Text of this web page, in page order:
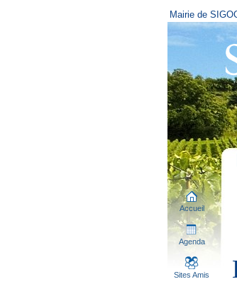
Mairie de
Accueil
Agenda
Sites Amis